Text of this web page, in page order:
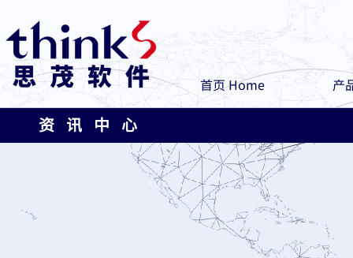
首页 Home 产
资 讯 中 心